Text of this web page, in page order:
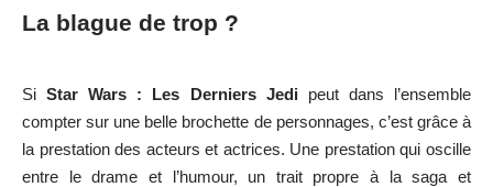
La blague de trop ?
SiStar Wars : Les Derniers Jedipeut dans l’ensemble
compter sur une belle brochette de personnages, c’est grâce à
la prestation des acteurs et actrices. Une prestation qui oscille
entre le drame et l’humour, un trait propre à la saga et